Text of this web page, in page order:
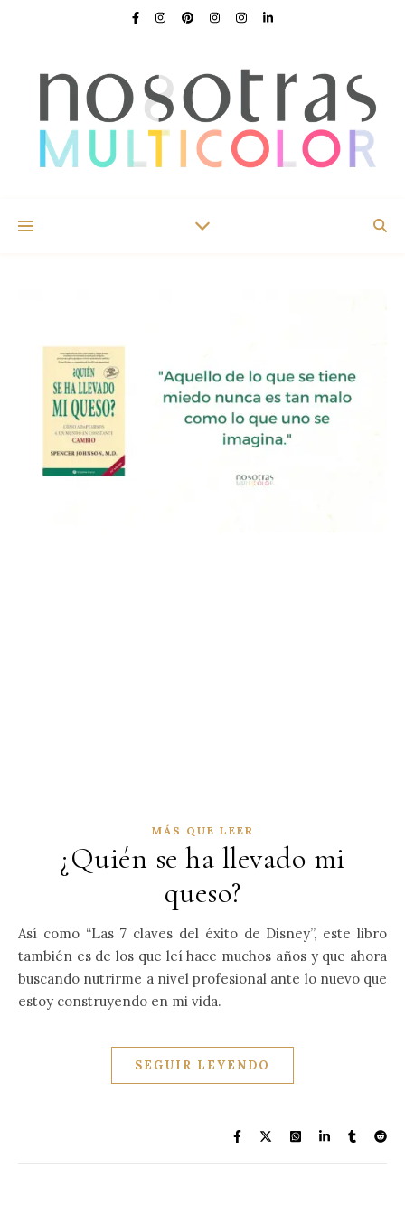
MÁS QUE LEER
¿Quién se ha llevado mi
queso?
Así como “Las 7 claves del éxito de Disney”, este libro
también es de los que leí hace muchos años y que ahora
buscando nutrirme a nivel profesional ante lo nuevo que
estoy construyendo en mi vida.
SEGUIR LEYENDO